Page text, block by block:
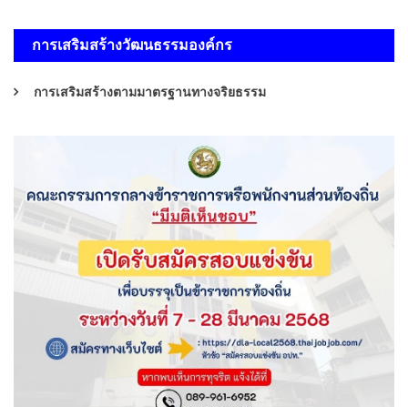
การเสริมสร้างวัฒนธรรมองค์กร
การเสริมสร้างตามมาตรฐานทางจริยธรรม